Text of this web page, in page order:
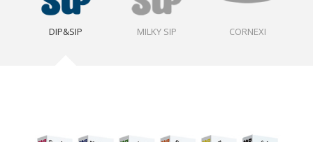
DIP&SIP MILKY SIP CORNEXI